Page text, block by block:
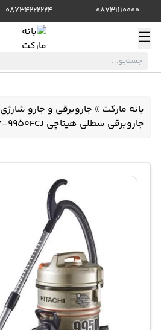
08731110000
08734222224
☰
بانه مارکت » جاروبرقی و جارو شارژی
جاروبرقی سطلی هیتاچی Hitachi CV-9950FCJ